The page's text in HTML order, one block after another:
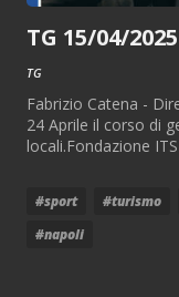
TG 15/04/
TG
Fabrizio Catena -
24 Aprile il corso di
locali.Fondazione ITS
#sport #turismo
#napoli